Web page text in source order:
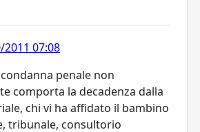
2011 07:08
penale non
comporta la decadenza dalla
chi vi ha affidato il bambino
tribunale, consultorio